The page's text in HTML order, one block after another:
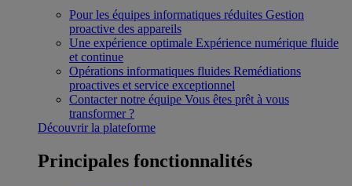
Pour les équipes informatiques réduites Gestion
proactive des appareils
Une expérience optimale Expérience numérique fluide
et continue
Opérations informatiques fluides Remédiations
proactives et service exceptionnel
Contacter notre équipe Vous êtes prêt à vous
transformer ?
Découvrir la plateforme
Principales fonctionnalités